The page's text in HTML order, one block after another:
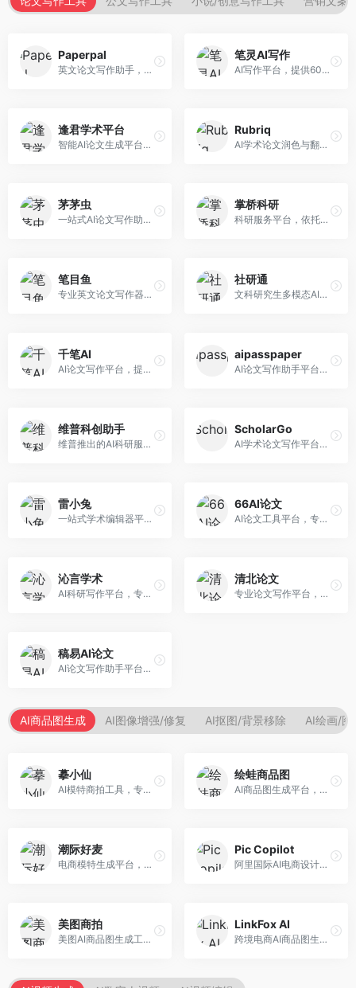
Paperpal
英文论文写作助手，专注于学术英语润色。面向需要发表国际期刊的研究者，提供语法检查、学术表达优化、格式规范等服务，英语表达地道专业。
笔灵AI写作
AI写作平台，提供600+写作模板。面向学生、职场人士和内容创作者，支持论文、公文、营销文案等多种文体，模板丰富，一键生成，写作效率大幅提升。
逢君学术平台
智能AI论文生成平台，支持查重检测。面向高校学生和研究人员，提供论文选题、内容生成、查重修改等一站式服务，学术写作流程完整。
Rubriq
AI学术论文润色与翻译平台。面向国际期刊投稿者，提供论文润色、翻译、格式调整等服务，支持多语言，学术表达专业规范。
茅茅虫
一站式AI论文写作助手，覆盖学术写作全场景。面向高校学生和科研人员，提供开题报告、文献综述、论文正文等写作服务，支持多学科多类型论文，操作简便。
掌桥科研
科研服务平台，依托3亿+真实文献数据库。面向学术研究者和学生，提供文献检索、论文写作、科研数据分析等服务，文献资源丰富，学术支持专业。
笔目鱼
专业英文论文写作器，支持学术论文全流程。面向留学生和国际期刊投稿者，提供英文论文撰写、润色、格式调整等服务，学术英语表达规范。
社研通
文科研究生多模态AI学术写作平台。面向文科研究生和社科研究者，提供文献综述、理论分析、定性研究辅助等服务，文科研究方法论支持完善。
千笔AI
AI论文写作平台，提供无限改稿服务。面向高校学生和学术研究者，支持论文选题、大纲生成、内容撰写、查重修改等全流程服务，改稿次数不限，服务质量有保障。
aipasspaper
AI论文写作助手平台，提供智能化的学术写作支持。面向大学生和研究人员，支持多种学科论文生成，提供参考文献管理和格式规范服务，写作效率高。
维普科创助手
维普推出的AI科研服务平台，整合学术资源与智能写作。面向科研人员和高校师生，提供文献检索、论文写作、查重检测等一站式服务，学术资源权威可靠。
ScholarGo
AI学术论文写作平台，专注于理工科领域的逻辑构建。面向理工科研究生和科研工作者，提供公式编辑、数据分析、论文结构优化等服务，理工科写作逻辑严谨。
雷小兔
一站式学术编辑器平台，覆盖论文写作全流程。面向高校学生和科研人员，提供选题分析、文献检索、论文生成、查重降重等服务，操作流程清晰，学术写作效率显著提升。
66AI论文
AI论文工具平台，专注于高质量低查重论文生成。面向大学生和研究生，提供论文写作、降重修改等服务，生成内容原创度高，查重率低。
沁言学术
AI科研写作平台，专注于学术研究辅助。面向研究生和科研工作者，提供文献分析、研究方法指导、论文撰写等服务，学术资源丰富，研究支持全面。
清北论文
专业论文写作平台，依托高校学术资源。面向本科生和研究生，提供论文指导、写作辅助、查重检测等服务，学术规范性强，适合追求高质量论文的用户。
稿易AI论文
AI论文写作助手平台，提供智能化学术写作支持。面向高校学生，支持多种论文类型生成，提供参考文献管理和格式规范服务，操作流程简单。
AI商品图生成 AI图像增强/修复 AI抠图/背景移除 AI绘画/图
摹小仙
AI模特商拍工具，专注于服装电商。面向服装电商卖家，提供虚拟模特试穿、商品展示图生成等服务，模特形象多样，拍摄成本低。
绘蛙商品图
AI商品图生成平台，支持模特换装和场景生成。面向电商卖家，提供商品上身效果展示、场景化商品图生成等服务，电商营销效果显著。
潮际好麦
电商模特生成平台，支持AI虚拟模特创作。面向服装和配饰电商，提供模特试穿、商品展示、营销素材生成等服务，模特形象可定制。
Pic Copilot
阿里国际AI电商设计工具，专注于跨境电商。面向跨境电商卖家，提供商品图优化、营销海报生成、多语言适配等服务，海外市场适配性强。
美图商拍
美图AI商品图生成工具，整合美图生态。面向电商卖家，提供商品图美化、模特替换、场景生成等服务，移动端操作便捷。
LinkFox AI
跨境电商AI商品图生成工具。面向跨境电商卖家，支持多语言商品图生成、模特替换、场景优化等服务，适配海外电商平台需求。